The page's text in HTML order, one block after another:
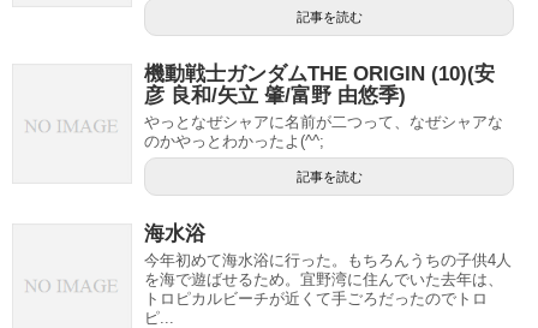
記事を読む
機動戦士ガンダムTHE ORIGIN (10)(安
彦 良和/矢立 肇/富野 由悠季)
やっとなぜシャアに名前が二つって、なぜシャアな
のかやっとわかったよ(^^;
記事を読む
海水浴
今年初めて海水浴に行った。もちろんうちの子供4人
を海で遊ばせるため。宜野湾に住んでいた去年は、
トロピカルビーチが近くて手ごろだったのでトロ
ピ...